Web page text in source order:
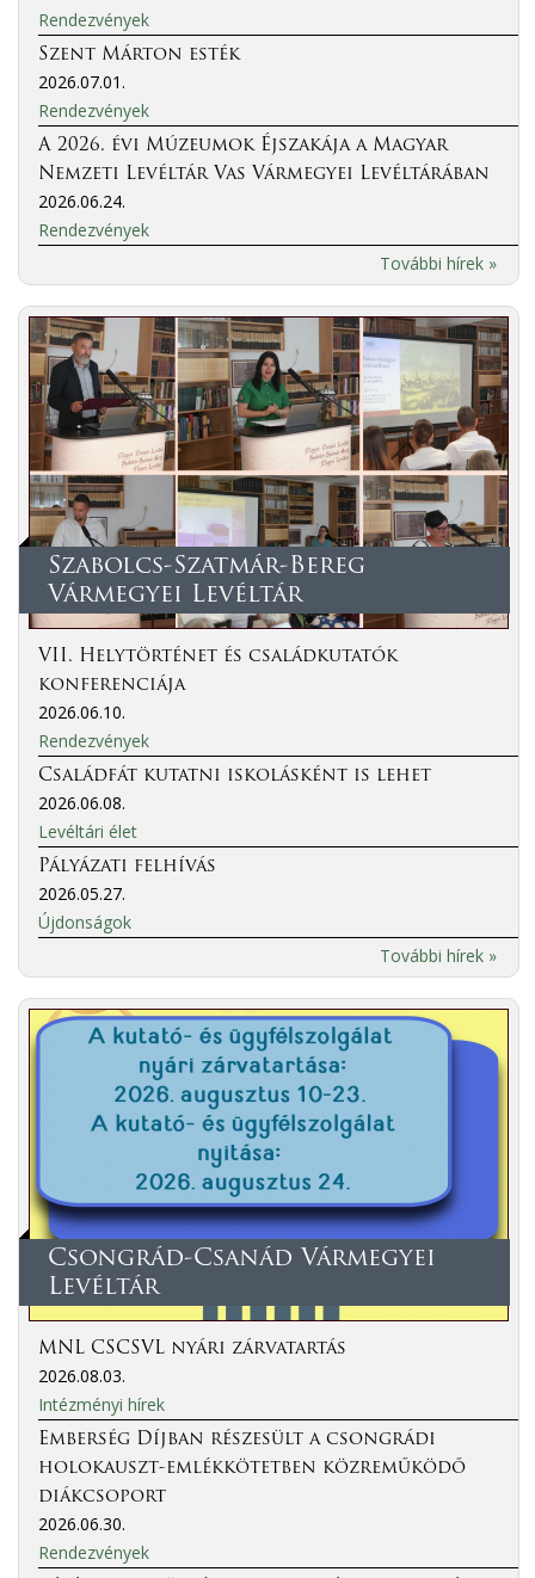
Rendezvények
Szent Márton esték
2026.07.01.
Rendezvények
A 2026. évi Múzeumok Éjszakája a Magyar
Nemzeti Levéltár Vas Vármegyei Levéltárában
2026.06.24.
Rendezvények
További hírek »
Szabolcs-Szatmár-Bereg
Vármegyei Levéltár
VII. Helytörténet és családkutatók
konferenciája
2026.06.10.
Rendezvények
Családfát kutatni iskolásként is lehet
2026.06.08.
Levéltári élet
Pályázati felhívás
2026.05.27.
Újdonságok
További hírek »
Csongrád-Csanád Vármegyei
Levéltár
MNL CSCSVL nyári zárvatartás
2026.08.03.
Intézményi hírek
Emberség Díjban részesült a csongrádi
holokauszt-emlékkötetben közreműködő
diákcsoport
2026.06.30.
Rendezvények